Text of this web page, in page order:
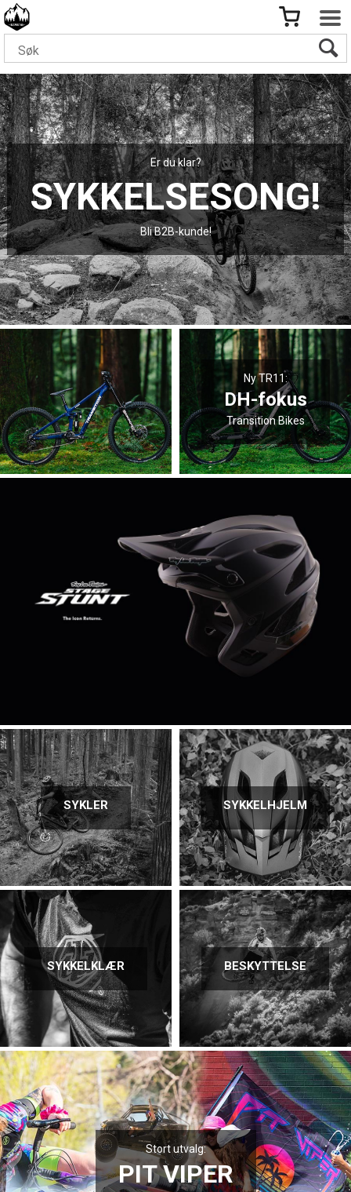
Er du klar?
SYKKELSESONG!
Bli B2B-kunde!
Ny TR11:
DH-fokus
Transition Bikes
SYKLER SYKKELHJELM
SYKKELKLÆR BESKYTTELSE
Stort utvalg:
PIT VIPER